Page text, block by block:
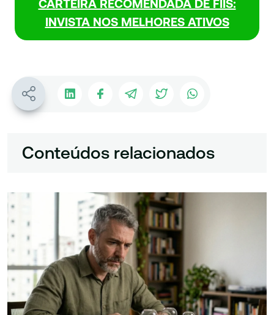
CARTEIRA RECOMENDADA DE FIIS:
INVISTA NOS MELHORES ATIVOS
Conteúdos relacionados